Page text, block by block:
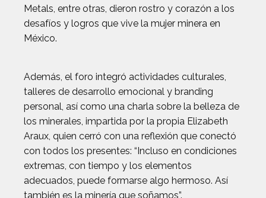
Metals, entre otras, dieron rostro y corazón a los
desafíos y logros que vive la mujer minera en
México.
Además, el foro integró actividades culturales,
talleres de desarrollo emocional y branding
personal, así como una charla sobre la belleza de
los minerales, impartida por la propia Elizabeth
Araux, quien cerró con una reflexión que conectó
con todos los presentes: “Incluso en condiciones
extremas, con tiempo y los elementos
adecuados, puede formarse algo hermoso. Así
también es la minería que soñamos”.